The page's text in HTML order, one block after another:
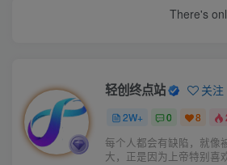
There's
轻创终点站 关注
2W+ 0 8
每个人都会有缺陷，就像
大，正是因为上帝特别喜